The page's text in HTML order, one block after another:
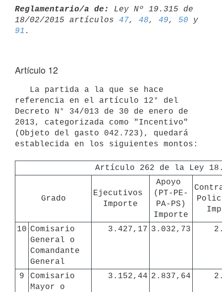
Reglamentario/a de:
Ley Nº 19.315 de
18/02/2015 artículos 47, 48, 49, 50
91
Artículo 12
referencia en el artículo 12° del
Decreto N° 34/013 de 30 de enero de
2013, categorizada como "Incentivo"
(Objeto del gasto 042.723), quedará
establecida en los siguientes montos:
Artículo 262 de la Ley
Grado
Ejecutivos
Importe
Apoyo
(PT-PE-
PA-PS)
Importe
10 Comisario
General o
Comandante
General
3.427,17 3.032,73
9
Comisario
Mayor o
3.152,44 2.837,64